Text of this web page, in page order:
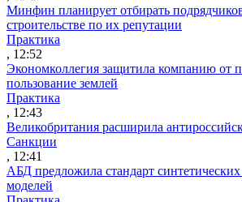
Минфин планирует отбирать
строительстве по их репутации
Практика
, 12:52
Экономколлегия защитила компанию от
пользование землей
Практика
, 12:43
Великобритания расширила
Санкции
, 12:41
АБД предложила стандарт
моделей